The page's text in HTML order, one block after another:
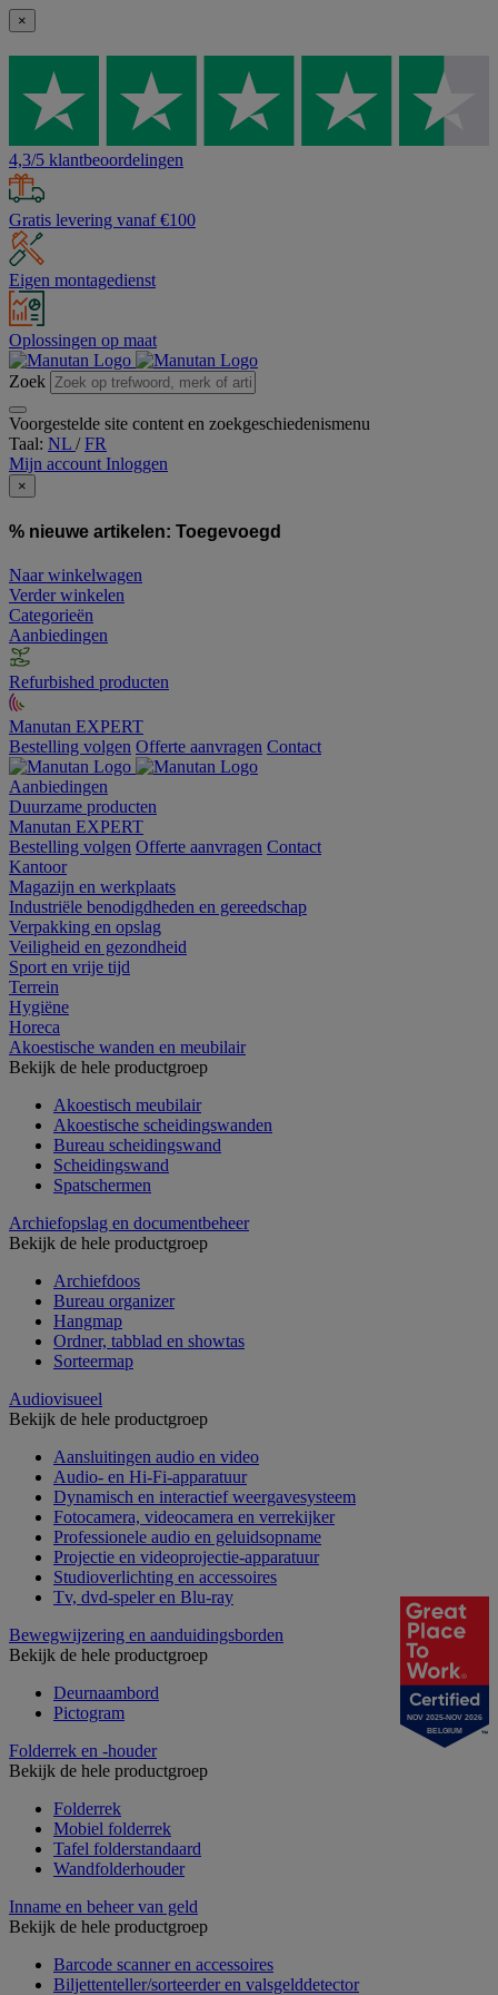
×
4,3/5 klantbeoordelingen
Gratis levering vanaf €100
Eigen montagedienst
Oplossingen op maat
Zoek
Voorgestelde site content en zoekgeschiedenismenu
Taal: NL /FR
Mijn account Inloggen
×
% nieuwe artikelen: Toegevoegd
Naar winkelwagen
Verder winkelen
Categorieën
Aanbiedingen
Refurbished producten
Manutan EXPERT
Bestelling volgen Offerte aanvragen Contact
Aanbiedingen
Duurzame producten
Manutan EXPERT
Bestelling volgen Offerte aanvragen Contact
Kantoor
Magazijn en werkplaats
Industriële benodigdheden en gereedschap
Verpakking en opslag
Veiligheid en gezondheid
Sport en vrije tijd
Terrein
Hygiëne
Horeca
Akoestische wanden en meubilair
Bekijk de hele productgroep
Akoestisch meubilair
Akoestische scheidingswanden
Bureau scheidingswand
Scheidingswand
Spatschermen
Archiefopslag en documentbeheer
Bekijk de hele productgroep
Archiefdoos
Bureau organizer
Hangmap
Ordner, tabblad en showtas
Sorteermap
Audiovisueel
Bekijk de hele productgroep
Aansluitingen audio en video
Audio- en Hi-Fi-apparatuur
Dynamisch en interactief weergavesysteem
Fotocamera, videocamera en verrekijker
Professionele audio en geluidsopname
Projectie en videoprojectie-apparatuur
Studioverlichting en accessoires
Tv, dvd-speler en Blu-ray
Bewegwijzering en aanduidingsborden
Bekijk de hele productgroep
Deurnaambord
Pictogram
Folderrek en -houder
Bekijk de hele productgroep
Folderrek
Mobiel folderrek
Tafel folderstandaard
Wandfolderhouder
Inname en beheer van geld
Bekijk de hele productgroep
Barcode scanner en accessoires
Biljettenteller/sorteerder en valsgelddetector
NOV 2025-NOV 2026
BELGIUM